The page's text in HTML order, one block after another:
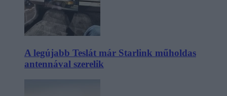
A legújabb Teslát már Starlink műholdas
antennával szerelik